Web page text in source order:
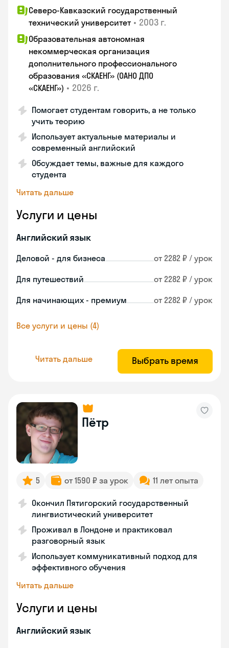
Северо-Кавказский государственный
технический университет • 2003 г.
Образовательная автономная
некоммерческая организация
дополнительного профессионального
образования «СКАЕНГ» (ОАНО ДПО
«СКАЕНГ») • 2026 г.
Помогает студентам говорить, а не только
учить теорию
Использует актуальные материалы и
современный английский
Обсуждает темы, важные для каждого
студента
Читать дальше
Услуги и цены
Английский язык
Деловой - для бизнеса от 2282 ₽ / урок
Для путешествий от 2282 ₽ / урок
Для начинающих - премиум от 2282 ₽ / урок
Все услуги и цены (4)
Читать дальше Выбрать время
Пётр
5 от 1590 ₽ за урок 11 лет опыта
Окончил Пятигорский государственный
лингвистический университет
Проживал в Лондоне и практиковал
разговорный язык
Использует коммуникативный подход для
эффективного обучения
Читать дальше
Услуги и цены
Английский язык